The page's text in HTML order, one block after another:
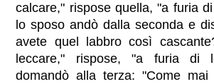
calcare," rispose quella, "a furia
lo sposo andò dalla seconda e
avete quel labbro così
leccare," rispose, "a furia di
domandò alla terza: "Come